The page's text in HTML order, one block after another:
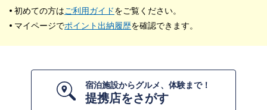
初めての方はご利用ガイドをご覧ください。
マイページでポイント出納履歴を確認できます。
宿泊施設からグルメ、体験まで！
提携店をさがす